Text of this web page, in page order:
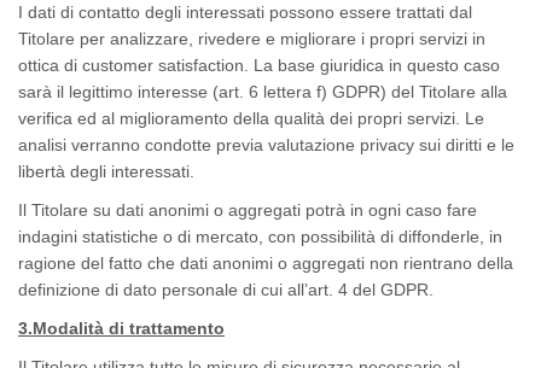
I dati di contatto degli interessati possono essere trattati dal
Titolare per analizzare, rivedere e migliorare i propri servizi in
ottica di customer satisfaction . La base giuridica in questo caso
sarà il legittimo interesse (art. 6 lettera f) GDPR) del Titolare alla
verifica ed al miglioramento della qualità dei propri servizi. Le
analisi verranno condotte previa valutazione privacy sui diritti e le
libertà degli interessati.
Il Titolare su dati anonimi o aggregati potrà in ogni caso fare
indagini statistiche o di mercato, con possibilità di diffonderle, in
ragione del fatto che dati anonimi o aggregati non rientrano della
definizione di dato personale di cui all’art. 4 del GDPR.
3.Modalità di trattamento